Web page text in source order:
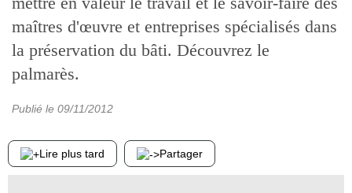
maîtres d'œuvre et entreprises spécialisés dans
la préservation du bâti. Découvrez le
palmarès.
Publié le 09/11/2012
Lire plus tard Partager